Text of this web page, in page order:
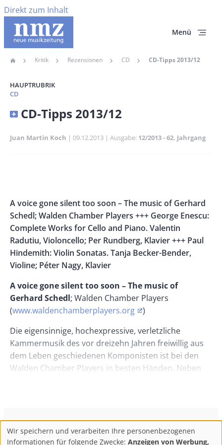
Direkt zum Inhalt
Menü
Home Kritik Rezensionen CD CD-Tipps 2013/12
HAUPTRUBRIK
CD
Banner
Size
CD-Tipps 2013/12
Juan Martin Koch Publikationsdatum
09.12.2013 Ausgabe 12/2013 - 62. Jahrgang
Rectangle
Right
Body
A voice gone silent too soon – The music of Gerhard
Schedl; Walden Chamber Players +++ George Enescu:
Complete Works for Cello and Piano. Valentin
Radutiu, Violoncello; Per Rundberg, Klavier +++ Paul
Hindemith: Violin Sonatas. Tanja Becker-Bender,
Violine; Péter Nagy, Klavier
A voice gone silent too soon – The music of
Gerhard Schedl; Walden Chamber Players
(www.waldenchamberplayers.org
)
Die eigensinnige, hochexpressive, verletzliche
Kammermusik des vor dreizehn Jahren freiwillig aus
dem Leben geschiedenen Komponisten ist bei den
Walden Chamber Players in besten Händen. Neben
und Klavier, das mit enormem Ausdrucksspektrum
fesselt. Bis hin zum Übergang in das abschließende
Adagio, einem Satz von seltener Klarheit und
Footer
ConBrio Kulturmedienhaus AGB
Datenschutz
Impressum
Info & Kontakt
Use
Wir speichern und verarbeiten Ihre personenbezogenen
Informationen für folgende Zwecke: Anzeigen von Werbung,